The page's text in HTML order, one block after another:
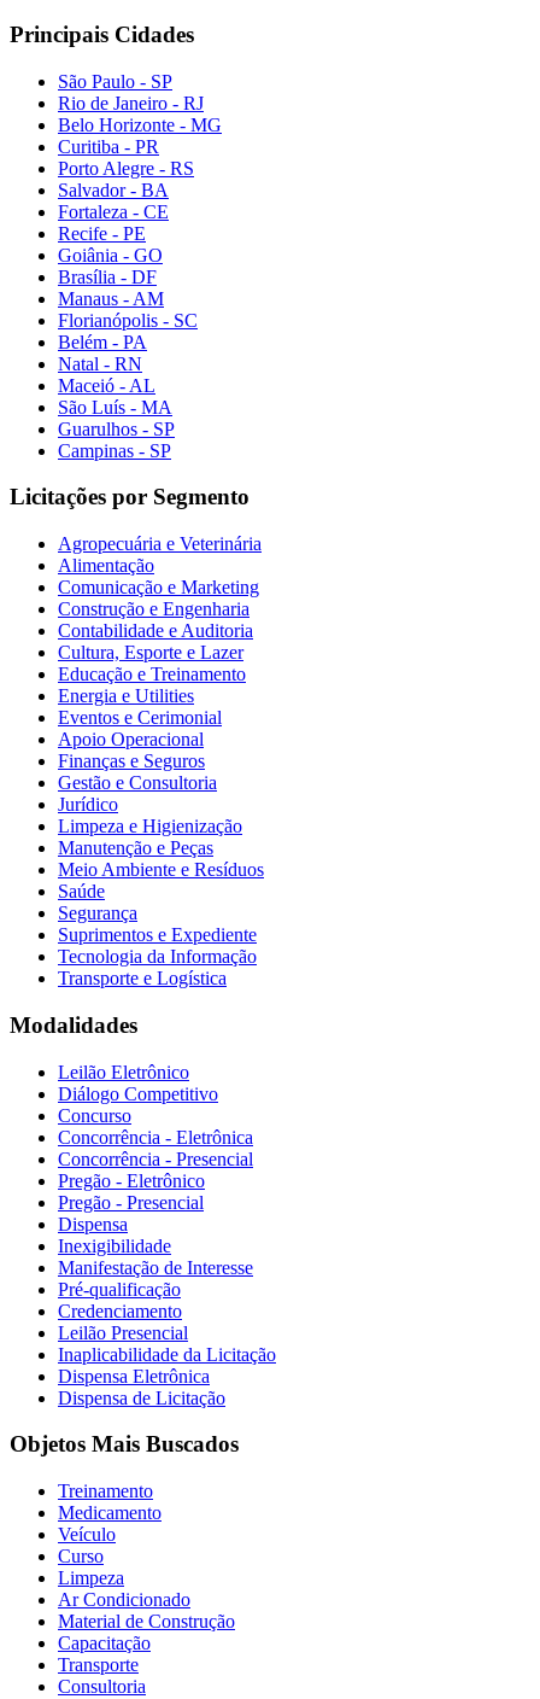
Principais Cidades
São Paulo - SP
Rio de Janeiro - RJ
Belo Horizonte - MG
Curitiba - PR
Porto Alegre - RS
Salvador - BA
Fortaleza - CE
Recife - PE
Goiânia - GO
Brasília - DF
Manaus - AM
Florianópolis - SC
Belém - PA
Natal - RN
Maceió - AL
São Luís - MA
Guarulhos - SP
Campinas - SP
Licitações por Segmento
Agropecuária e Veterinária
Alimentação
Comunicação e Marketing
Construção e Engenharia
Contabilidade e Auditoria
Cultura, Esporte e Lazer
Educação e Treinamento
Energia e Utilities
Eventos e Cerimonial
Apoio Operacional
Finanças e Seguros
Gestão e Consultoria
Jurídico
Limpeza e Higienização
Manutenção e Peças
Meio Ambiente e Resíduos
Saúde
Segurança
Suprimentos e Expediente
Tecnologia da Informação
Transporte e Logística
Modalidades
Leilão Eletrônico
Diálogo Competitivo
Concurso
Concorrência - Eletrônica
Concorrência - Presencial
Pregão - Eletrônico
Pregão - Presencial
Dispensa
Inexigibilidade
Manifestação de Interesse
Pré-qualificação
Credenciamento
Leilão Presencial
Inaplicabilidade da Licitação
Dispensa Eletrônica
Dispensa de Licitação
Objetos Mais Buscados
Treinamento
Medicamento
Veículo
Curso
Limpeza
Ar Condicionado
Material de Construção
Capacitação
Transporte
Consultoria